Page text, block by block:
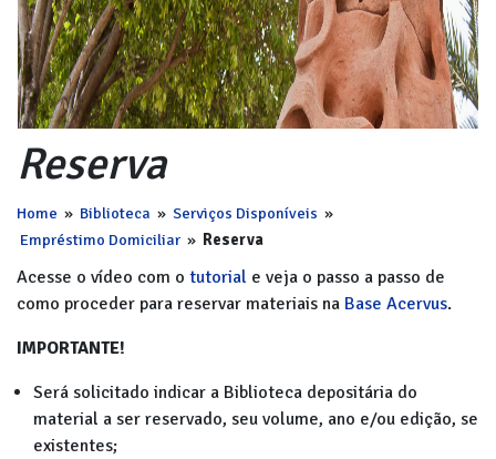
Reserva
Home » Biblioteca » Serviços Disponíveis »
Empréstimo Domiciliar » Reserva
Acesse o vídeo com o tutorial e veja o passo a passo de
como proceder para reservar materiais na Base Acervus.
IMPORTANTE!
Será solicitado indicar a Biblioteca depositária do
material a ser reservado, seu volume, ano e/ou edição, se
existentes;